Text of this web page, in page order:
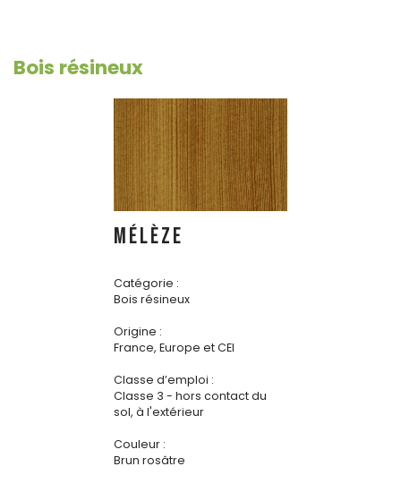
Bois résineux
MÉLÈZE
Catégorie :
Bois résineux
Origine :
France, Europe et CEI
Classe d’emploi :
Classe 3 - hors contact du
sol, à l'extérieur
Couleur :
Brun rosâtre